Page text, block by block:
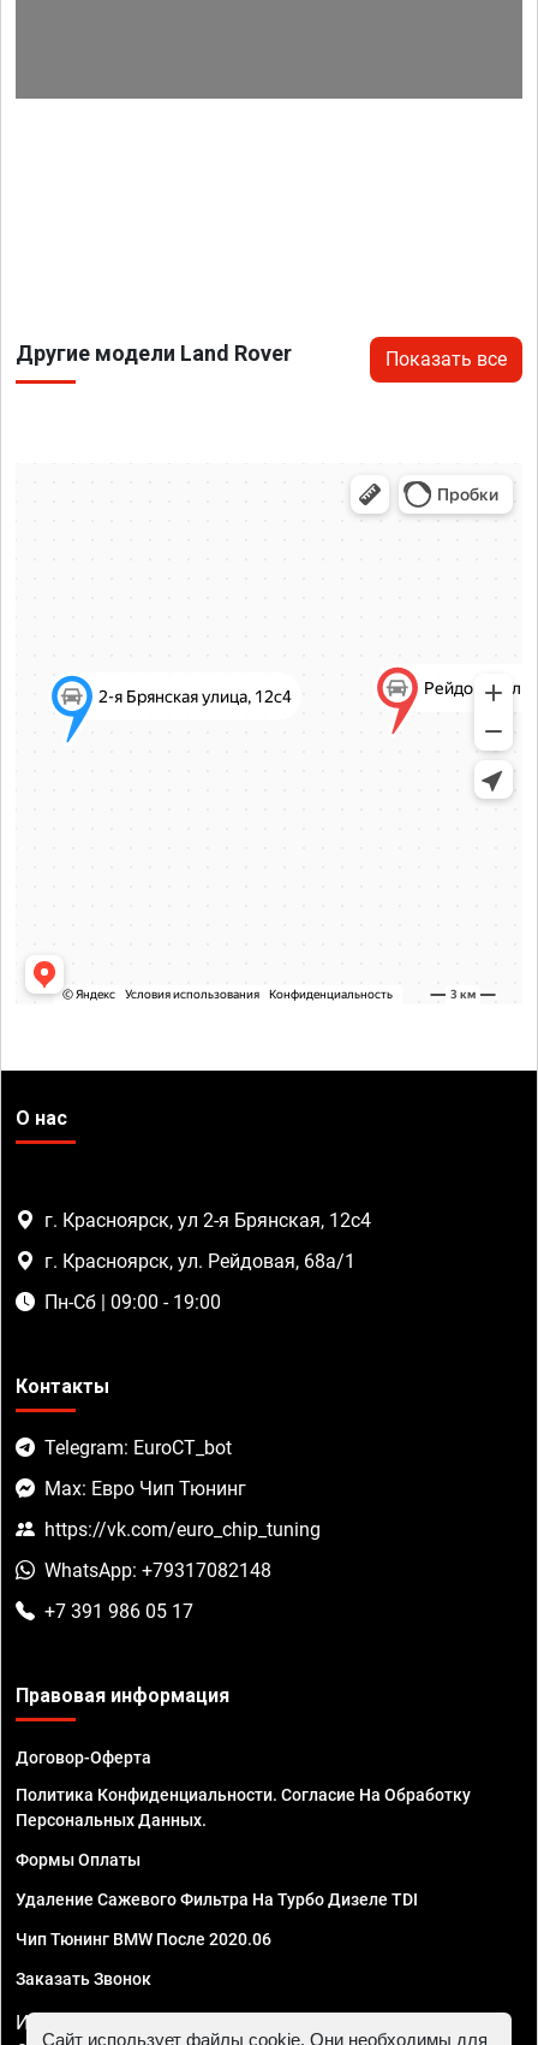
Другие модели Land Rover Показать все
О нас
г. Красноярск, ул 2-я Брянская, 12с4
г. Красноярск, ул. Рейдовая, 68а/1
Пн-Сб | 09:00 - 19:00
Контакты
Telegram: EuroCT_bot
Max: Евро Чип Тюнинг
https://vk.com/euro_chip_tuning
WhatsApp: +79317082148
+7 391 986 05 17
Правовая информация
Договор-Оферта
Политика Конфиденциальности. Согласие На Обработку
Персональных Данных.
Формы Оплаты
Удаление Сажевого Фильтра На Турбо Дизеле TDI
Чип Тюнинг BMW После 2020.06
Заказать Звонок
ИП Смирнов Георгий Павлович. ИНН 781302555843,
Сайт использует файлы cookie. Они необходимы для